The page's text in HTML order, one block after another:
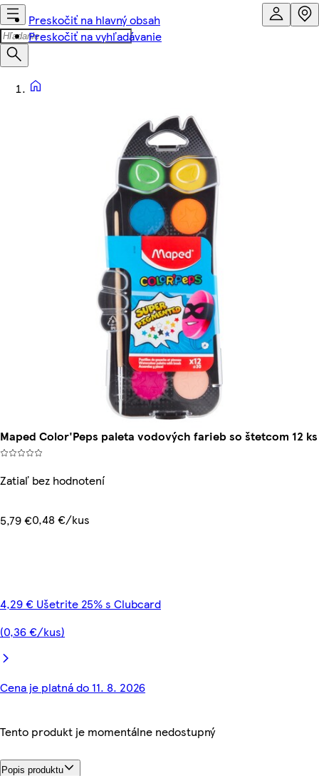
Preskočiť na hlavný obsah
Preskočiť na vyhľadávanie
Maped Color'Peps paleta vodových farieb so štetcom 12 ks
Zatiaľ bez hodnotení
5,79 €0,48 €/kus
4,29 € Ušetrite 25% s Clubcard
(0,36 €/kus)
Cena je platná do 11. 8. 2026
Tento produkt je momentálne nedostupný
Popis produktu